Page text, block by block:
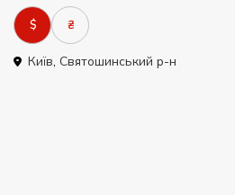
$ ₴
Київ, Святошинський р-н